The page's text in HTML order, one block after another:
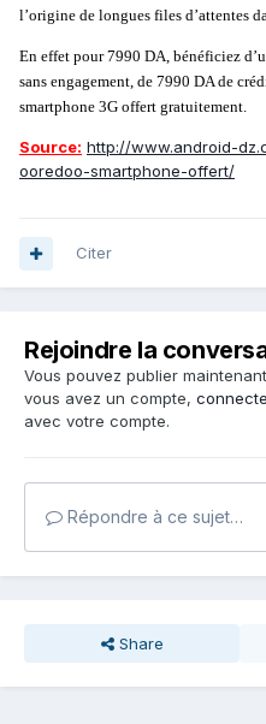
l’origine de longues files d’attentes
En effet pour 7990 DA, bénéficiez
sans engagement, de 7990 DA de
smartphone 3G offert gratuitement.
Source: http://www.android-
ooredoo-smartphone-offert/
Citer
Rejoindre la
Vous pouvez publier
vous avez un compte,
avec votre compte.
Répondre à ce sujet…
Share